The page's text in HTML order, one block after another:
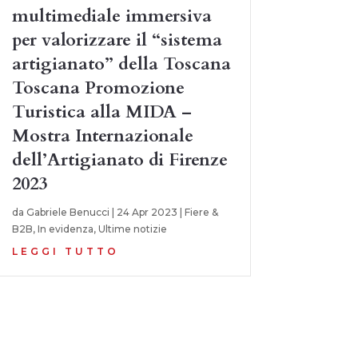
multimediale immersiva
per valorizzare il “sistema
artigianato” della Toscana
Toscana Promozione
Turistica alla MIDA –
Mostra Internazionale
dell’Artigianato di Firenze
2023
da Gabriele Benucci 24 Apr 2023
Fiere &
B2B, In evidenza, Ultime notizie
LEGGI TUTTO